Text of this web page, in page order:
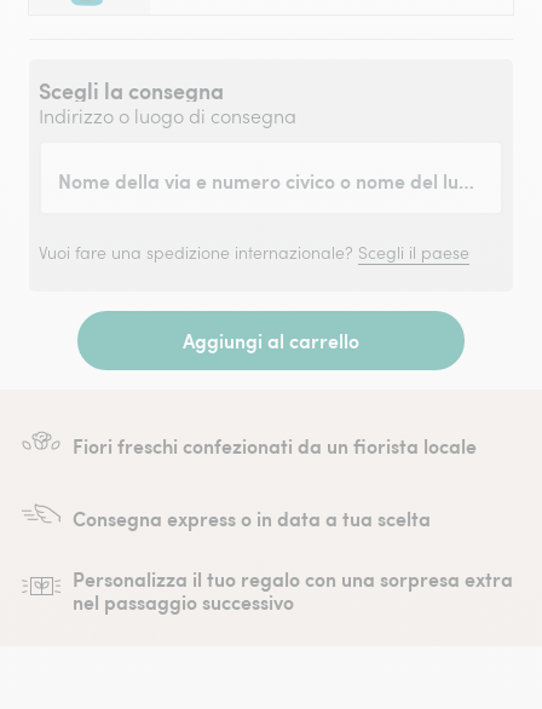
Scegli la consegna
Indirizzo o luogo di consegna
Nome della via e numero civico o nome del luogo
Vuoi fare una spedizione internazionale? Scegli il paese
Aggiungi al carrello
Fiori freschi confezionati da un fiorista locale
Consegna express o in data a tua scelta
Personalizza il tuo regalo con una sorpresa extra
nel passaggio successivo